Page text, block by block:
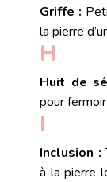
Griffe :
la pierre
H
Huit de
pour
I
Inclusion :
à la pierre